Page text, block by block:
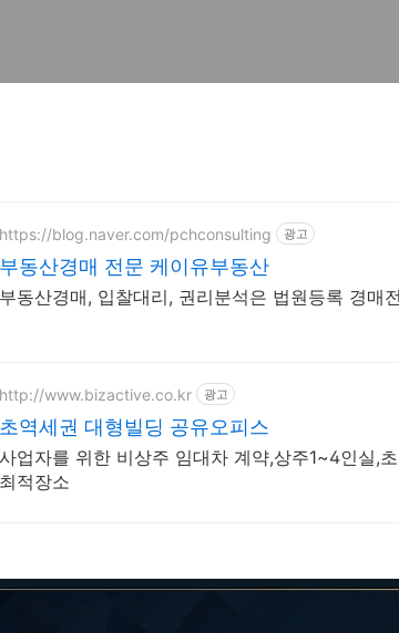
https://blog.naver.com/pchconsulting 광고
부동산경매 전문 케이유부동산
부동산경매, 입찰대리, 권리분석은 법원등록 경매
http://www.bizactive.co.kr 광고
초역세권 대형빌딩 공유오피스
사업자를 위한 비상주 임대차 계약,상주1~4인실,
최적장소